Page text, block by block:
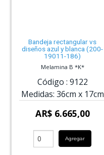
Bandeja rectangular vs
diseños azul y blanca (200-
19011-186)
Melamina B *K*
Código : 9122
Medidas: 36cm x 17cm
AR$ 6.665,00
Agregar